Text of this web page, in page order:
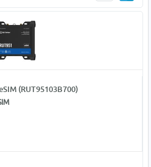
(RUT95103B700)